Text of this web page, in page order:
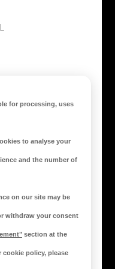
for processing, uses
to analyse your
and the number of
on our site may be
withdraw your consent
section at the
policy, please